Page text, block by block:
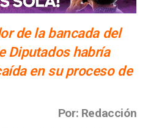
de la bancada del
Diputados habría
en su proceso de
Por: Redacción